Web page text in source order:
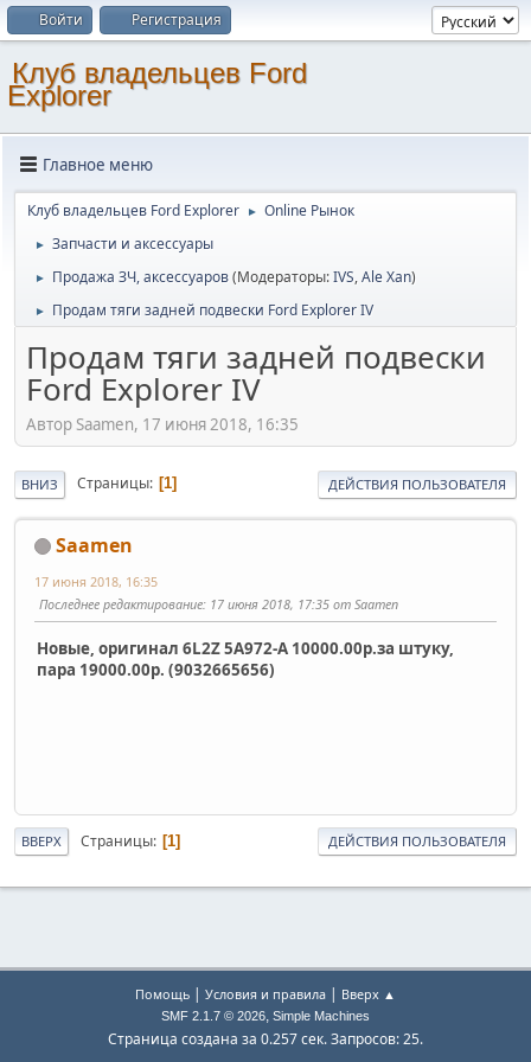
Войти Регистрация
Клуб владельцев Ford
Explorer
Главное меню
Клуб владельцев Ford Explorer ► Online Рынок
► Запчасти и аксессуары
► Продажа ЗЧ, аксессуаров(Модераторы:IVS,Ale Xan)
► Продам тяги задней подвески Ford Explorer IV
Продам тяги задней подвески
Ford Explorer IV
Автор Saamen, 17 июня 2018, 16:35
ВНИЗ Страницы 1 ДЕЙСТВИЯ ПОЛЬЗОВАТЕЛЯ
Saamen
17 июня 2018, 16:35
Последнее редактирование: 17 июня 2018, 17:35 от Saamen
Новые, оригинал 6L2Z 5A972-A 10000.00р.за штуку,
пара 19000.00р. (9032665656)
ВВЕРХ Страницы 1 ДЕЙСТВИЯ ПОЛЬЗОВАТЕЛЯ
Помощь | Условия и правила | Вверх ▲
SMF 2.1.7 © 2026, Simple Machines
Страница создана за 0.257 сек. Запросов: 25.